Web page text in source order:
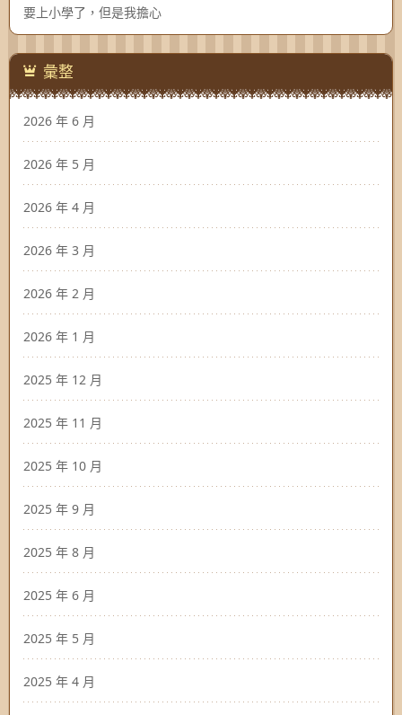
要上小學了，但是我擔心
彙整
2026 年 6 月
2026 年 5 月
2026 年 4 月
2026 年 3 月
2026 年 2 月
2026 年 1 月
2025 年 12 月
2025 年 11 月
2025 年 10 月
2025 年 9 月
2025 年 8 月
2025 年 6 月
2025 年 5 月
2025 年 4 月